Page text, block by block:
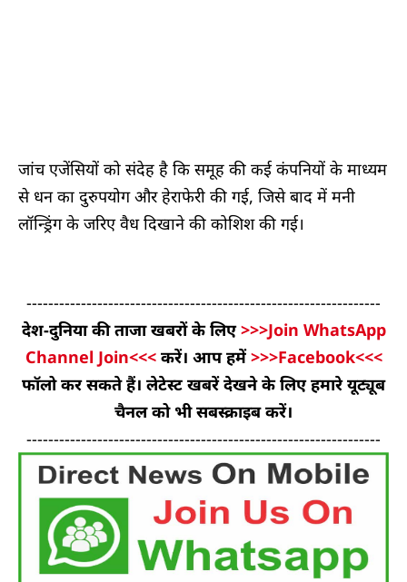
जांच एजेंसियों को संदेह है कि समूह की कई कंपनियों के माध्यम
से धन का दुरुपयोग और हेराफेरी की गई, जिसे बाद में मनी
लॉन्ड्रिंग के जरिए वैध दिखाने की कोशिश की गई।
-----------------------------------------------------------------
देश-दुनिया की ताजा खबरों के लिए>>>Join WhatsApp
Channel Join<<< करें। आप हमें>>>Facebook<<<
फॉलो कर सकते हैं। लेटेस्ट खबरें देखने के लिए हमारे यूट्यूब
चैनल को भी सबस्क्राइब करें।
-----------------------------------------------------------------